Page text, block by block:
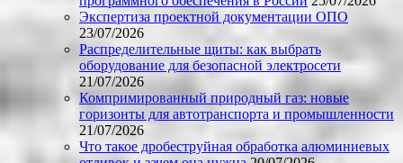
Экспертиза проектной документации ОПО
23/07/2026
Распределительные щиты: как выбрать
оборудование для безопасной электросети
21/07/2026
Компримированный природный газ: новые
горизонты для автотранспорта и промышленности
21/07/2026
Что такое дробеструйная обработка алюминиевых